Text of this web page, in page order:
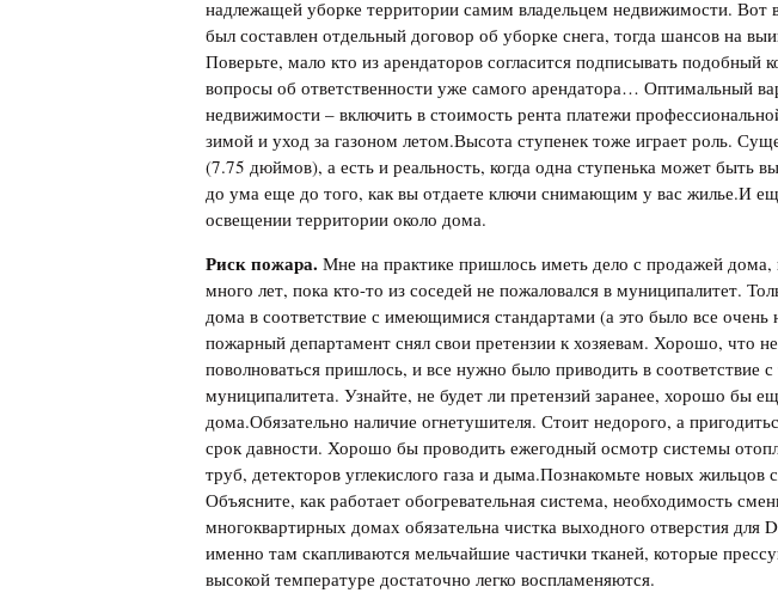
надлежащей уборке территории самим владельцем недвижимости. Вот
был составлен отдельный договор об уборке снега, тогда шансов на
Поверьте, мало кто из арендаторов согласится подписывать подобный
вопросы об ответственности уже самого арендатора… Оптимальный
недвижимости – включить в стоимость рента платежи
зимой и уход за газоном летом.Высота ступенек тоже играет роль.
(7.75 дюймов), а есть и реальность, когда одна ступенька может быть
до ума еще до того, как вы отдаете ключи снимающим у вас жилье.И
освещении территории около дома.
Риск пожара. Мне на практике пришлось иметь дело с продажей дома,
много лет, пока кто-то из соседей не пожаловался в муниципалитет.
дома в соответствие с имеющимися стандартами (а это было все
пожарный департамент снял свои претензии к хозяевам. Хорошо, что
поволноваться пришлось, и все нужно было приводить в соответствие
муниципалитета. Узнайте, не будет ли претензий заранее, хорошо бы
дома.Обязательно наличие огнетушителя. Стоит недорого, а
срок давности. Хорошо бы проводить ежегодный осмотр системы
труб, детекторов углекислого газа и дыма.Познакомьте новых жильцов
Объясните, как работает обогревательная система, необходимость
многоквартирных домах обязательна чистка выходного отверстия для
именно там скапливаются мельчайшие частички тканей, которые
высокой температуре достаточно легко воспламеняются.